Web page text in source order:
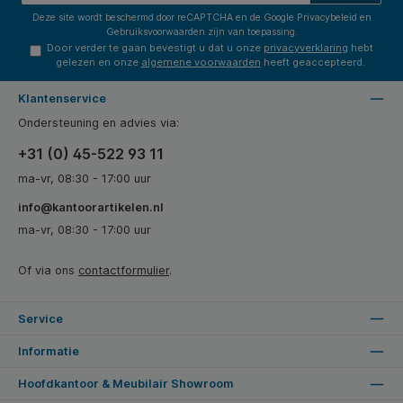
Deze site wordt beschermd door reCAPTCHA en de Google Privacybeleid en
Gebruiksvoorwaarden zijn van toepassing.
Door verder te gaan bevestigt u dat u onze privacyverklaring hebt
gelezen en onze algemene voorwaarden heeft geaccepteerd.
Klantenservice
Ondersteuning en advies via:
+31 (0) 45-522 93 11
ma-vr, 08:30 - 17:00 uur
info@kantoorartikelen.nl
ma-vr, 08:30 - 17:00 uur
Of via ons contactformulier.
Service
Informatie
Hoofdkantoor & Meubilair Showroom